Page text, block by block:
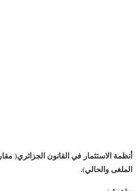
أنظمة الاستثمار في القانون الجزائري(
الملغى والحالي).